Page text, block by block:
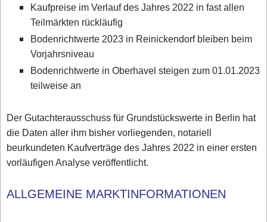
Kaufpreise im Verlauf des Jahres 2022 in fast allen
Teilmärkten rückläufig
Bodenrichtwerte 2023 in Reinickendorf bleiben beim
Vorjahrsniveau
Bodenrichtwerte in Oberhavel steigen zum 01.01.2023
teilweise an
Der Gutachterausschuss für Grundstückswerte in Berlin hat
die Daten aller ihm bisher vorliegenden, notariell
beurkundeten Kaufverträge des Jahres 2022 in einer ersten
vorläufigen Analyse veröffentlicht.
ALLGEMEINE MARKTINFORMATIONEN